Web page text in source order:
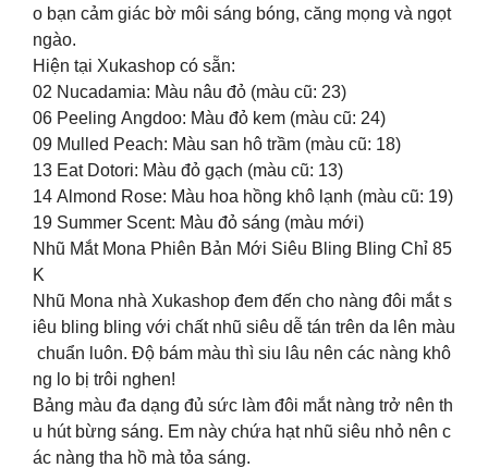
o bạn cảm giác bờ môi sáng bóng, căng mọng và ngọt
ngào.
Hiện tại Xukashop có sẵn:
02 Nucadamia: Màu nâu đỏ (màu cũ: 23)
06 Peeling Angdoo: Màu đỏ kem (màu cũ: 24)
09 Mulled Peach: Màu san hô trầm (màu cũ: 18)
13 Eat Dotori: Màu đỏ gạch (màu cũ: 13)
14 Almond Rose: Màu hoa hồng khô lạnh (màu cũ: 19)
19 Summer Scent: Màu đỏ sáng (màu mới)
Nhũ Mắt Mona Phiên Bản Mới Siêu Bling Bling Chỉ 85
K
Nhũ Mona nhà Xukashop đem đến cho nàng đôi mắt s
iêu bling bling với chất nhũ siêu dễ tán trên da lên màu
chuẩn luôn. Độ bám màu thì siu lâu nên các nàng khô
ng lo bị trôi nghen!
Bảng màu đa dạng đủ sức làm đôi mắt nàng trở nên th
u hút bừng sáng. Em này chứa hạt nhũ siêu nhỏ nên c
ác nàng tha hồ mà tỏa sáng.